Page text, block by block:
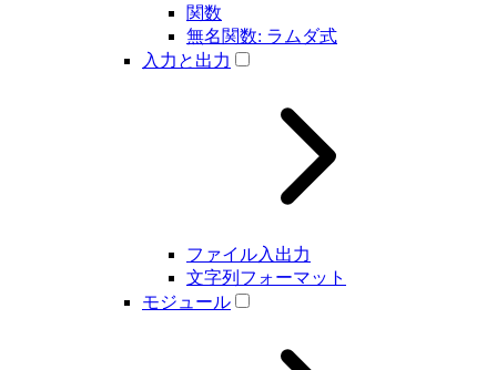
関数
無名関数: ラムダ式
入力と出力
ファイル入出力
文字列フォーマット
モジュール